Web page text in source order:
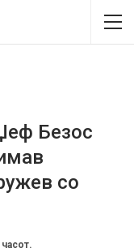
Безос
со